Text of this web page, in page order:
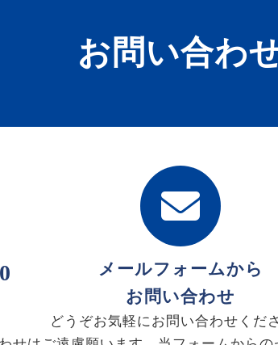
お問い合わ
メールフォームから
お問い合わせ
どうぞお気軽にお問い合わせくださ